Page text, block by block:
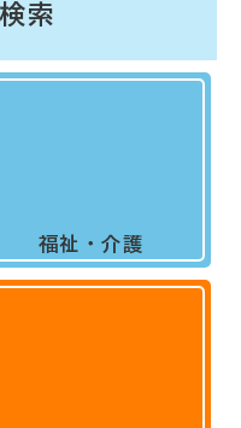
索
福祉・介護